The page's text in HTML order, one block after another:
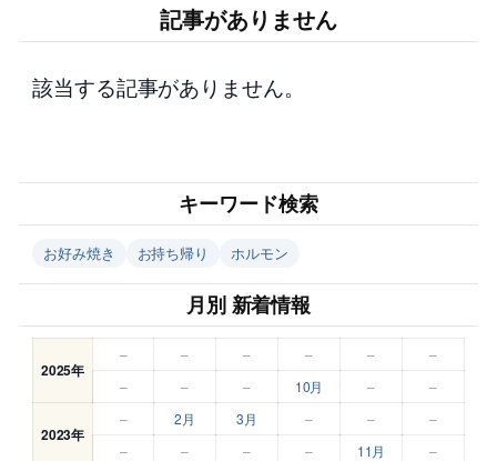
記事がありません
該当する記事がありません。
キーワード検索
お好み焼き お持ち帰り ホルモン
月別 新着情報
2025年
– – – – –
–
–
– – 10月 – –
2023年
– 2月 3月 – –
–
–
– – – 11月 –